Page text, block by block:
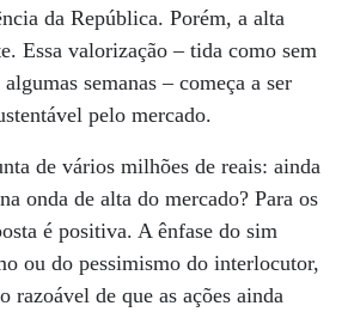
da República. Porém, a alta
Essa valorização – tida como sem
semanas – começa a ser
pelo mercado.
de vários milhões de reais: ainda
onda de alta do mercado? Para os
é positiva. A ênfase do sim
ou do pessimismo do interlocutor,
razoável de que as ações ainda